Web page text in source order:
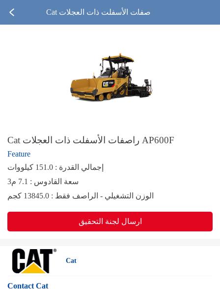
Cat راصفات الأسفلت ذات العجلات
Cat راصفات الأسفلت ذات العجلات AP600F
Feature
إجمالي القدرة : 151.0 كيلووات
سعة القادوس : 7.1 م3
الوزن التشغيلي - الراصف فقط : 13845.0 كجم
ارسال لجنة التحقيق
Cat
Contact Cat